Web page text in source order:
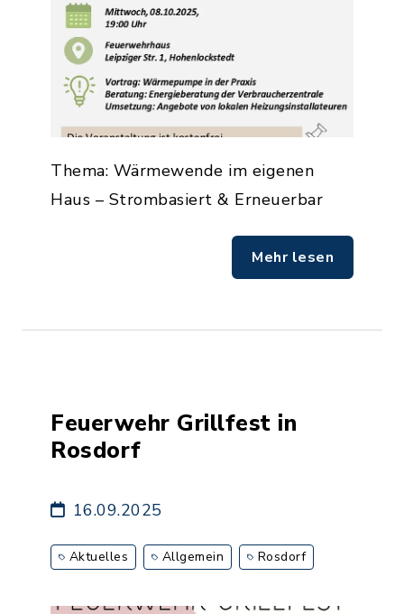
Thema: Wärmewende im eigenen
Haus – Strombasiert & Erneuerbar
Mehr lesen
Feuerwehr Grillfest in
Rosdorf
16.09.2025
Aktuelles Allgemein Rosdorf